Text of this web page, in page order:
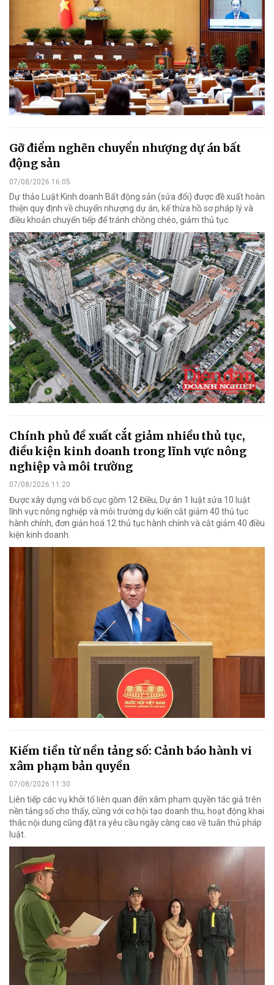
Gỡ điểm nghẽn chuyển nhượng dự án bất
động sản
07/08/2026 16:05
Dự thảo Luật Kinh doanh Bất động sản (sửa đổi) được đề xuất hoàn
thiện quy định về chuyển nhượng dự án, kế thừa hồ sơ pháp lý và
điều khoản chuyển tiếp để tránh chồng chéo, giảm thủ tục.
Chính phủ đề xuất cắt giảm nhiều thủ tục,
điều kiện kinh doanh trong lĩnh vực nông
nghiệp và môi trường
07/08/2026 11:20
Được xây dựng với bố cục gồm 12 Điều, Dự án 1 luật sửa 10 luật
lĩnh vực nông nghiệp và môi trường dự kiến cắt giảm 40 thủ tục
hành chính, đơn giản hoá 12 thủ tục hành chính và cắt giảm 40 điều
kiện kinh doanh.
Kiếm tiền từ nền tảng số: Cảnh báo hành vi
xâm phạm bản quyền
07/08/2026 11:30
Liên tiếp các vụ khởi tố liên quan đến xâm phạm quyền tác giả trên
nền tảng số cho thấy, cùng với cơ hội tạo doanh thu, hoạt động khai
thác nội dung cũng đặt ra yêu cầu ngày càng cao về tuân thủ pháp
luật.